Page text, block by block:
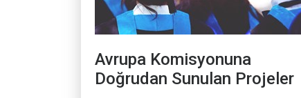
Avrupa Komisyonuna
Doğrudan Sunulan Projeler